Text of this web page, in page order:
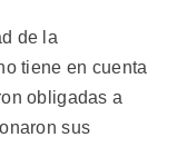
de la
tiene en cuenta
obligadas a
sus